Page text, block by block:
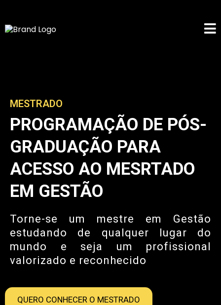
MESTRADO
PROGRAMAÇÃO DE PÓS-
GRADUAÇÃO PARA
ACESSO AO MESRTADO
EM GESTÃO
Torne-se um mestre em Gestão
estudando de qualquer lugar do
mundo e seja um profissional
valorizado e reconhecido
QUERO CONHECER O MESTRADO